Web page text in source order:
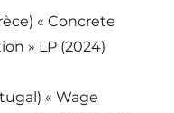
« Concrete
» LP (2024)
« Wage